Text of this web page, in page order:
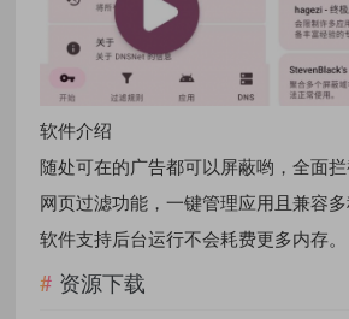
软件介绍
随处可在的广告都可以屏蔽哟，全面
网页过滤功能，一键管理应用且兼容
软件支持后台运行不会耗费更多内存。
资源下载